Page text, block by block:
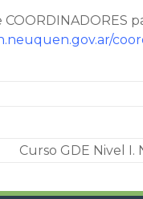
Curso GDE Nivel I.